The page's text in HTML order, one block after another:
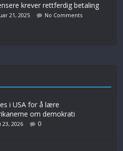
krever rettferdig betaling
21, 2025 No Comments
i USA for å lære
om demokrati
23, 2026 0